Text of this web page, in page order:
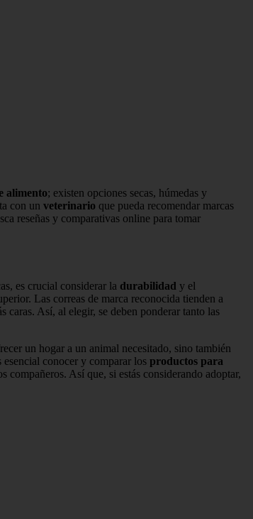
alimento; existen opciones secas, húmedas y
con un veterinario que pueda recomendar marcas
reseñas y comparativas online para tomar
es crucial considerar la durabilidad y el
Las correas de marca reconocida tienden a
caras. Así, al elegir, se deben ponderar tanto las
un hogar a un animal necesitado, sino también
conocer y comparar los productos para
compañeros. Así que, si estás considerando adoptar,